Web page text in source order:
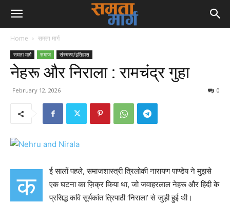
Home समता मार्ग
समता मार्ग समाज संस्मरण/इतिहास
नेहरू और निराला : रामचंद्र गुहा
February 12, 2026 0
क
ई सालों पहले, समाजशास्त्री त्रिलोकी नारायण पाण्डेय ने मुझसे
एक घटना का ज़िक्र किया था, जो जवाहरलाल नेहरू और हिंदी के
प्रसिद्ध कवि सूर्यकांत त्रिपाठी ‘निराला’ से जुड़ी हुई थी।